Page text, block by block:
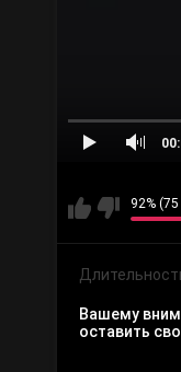
92%
Вашему
оставить